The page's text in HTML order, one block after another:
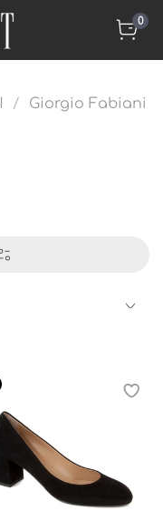
0
Giorgio Fabiani